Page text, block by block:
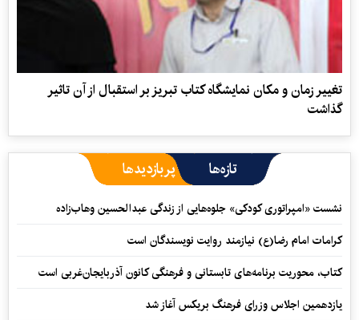
تغییر زمان و مکان نمایشگاه کتاب تبریز بر استقبال از آن تاثير
گذاشت
تازه‌ها پربازدیدها
نشست «امپراتوری کودکی» جلوه‌هایی از زندگی عبدالحسین وهاب‌زاده
کرامات امام رضا(ع) نیازمند روایت نویسندگان است
کتاب، محوریت برنامه‌های تابستانی و فرهنگی کانون آذربایجان‌غربی است
یازدهمین اجلاس وزرای فرهنگ بریکس آغاز شد